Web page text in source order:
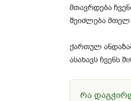
მთავრდება
შეიძლება მთელ
ქართულ
ასახავს ჩვენს
რა